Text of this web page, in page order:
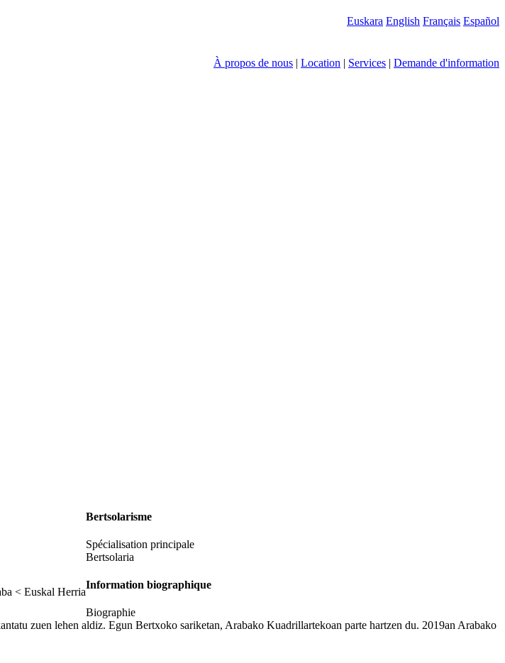
Euskara English Français Español
À propos de nous | Location | Services | Demande d'information
< Euskal Herria
Bertsolarisme
Spécialisation principale
Bertsolaria
Information biographique
Biographie
zuen lehen aldiz. Egun Bertxoko sariketan, Arabako Kuadrillartekoan parte hartzen du. 2019an Arabako